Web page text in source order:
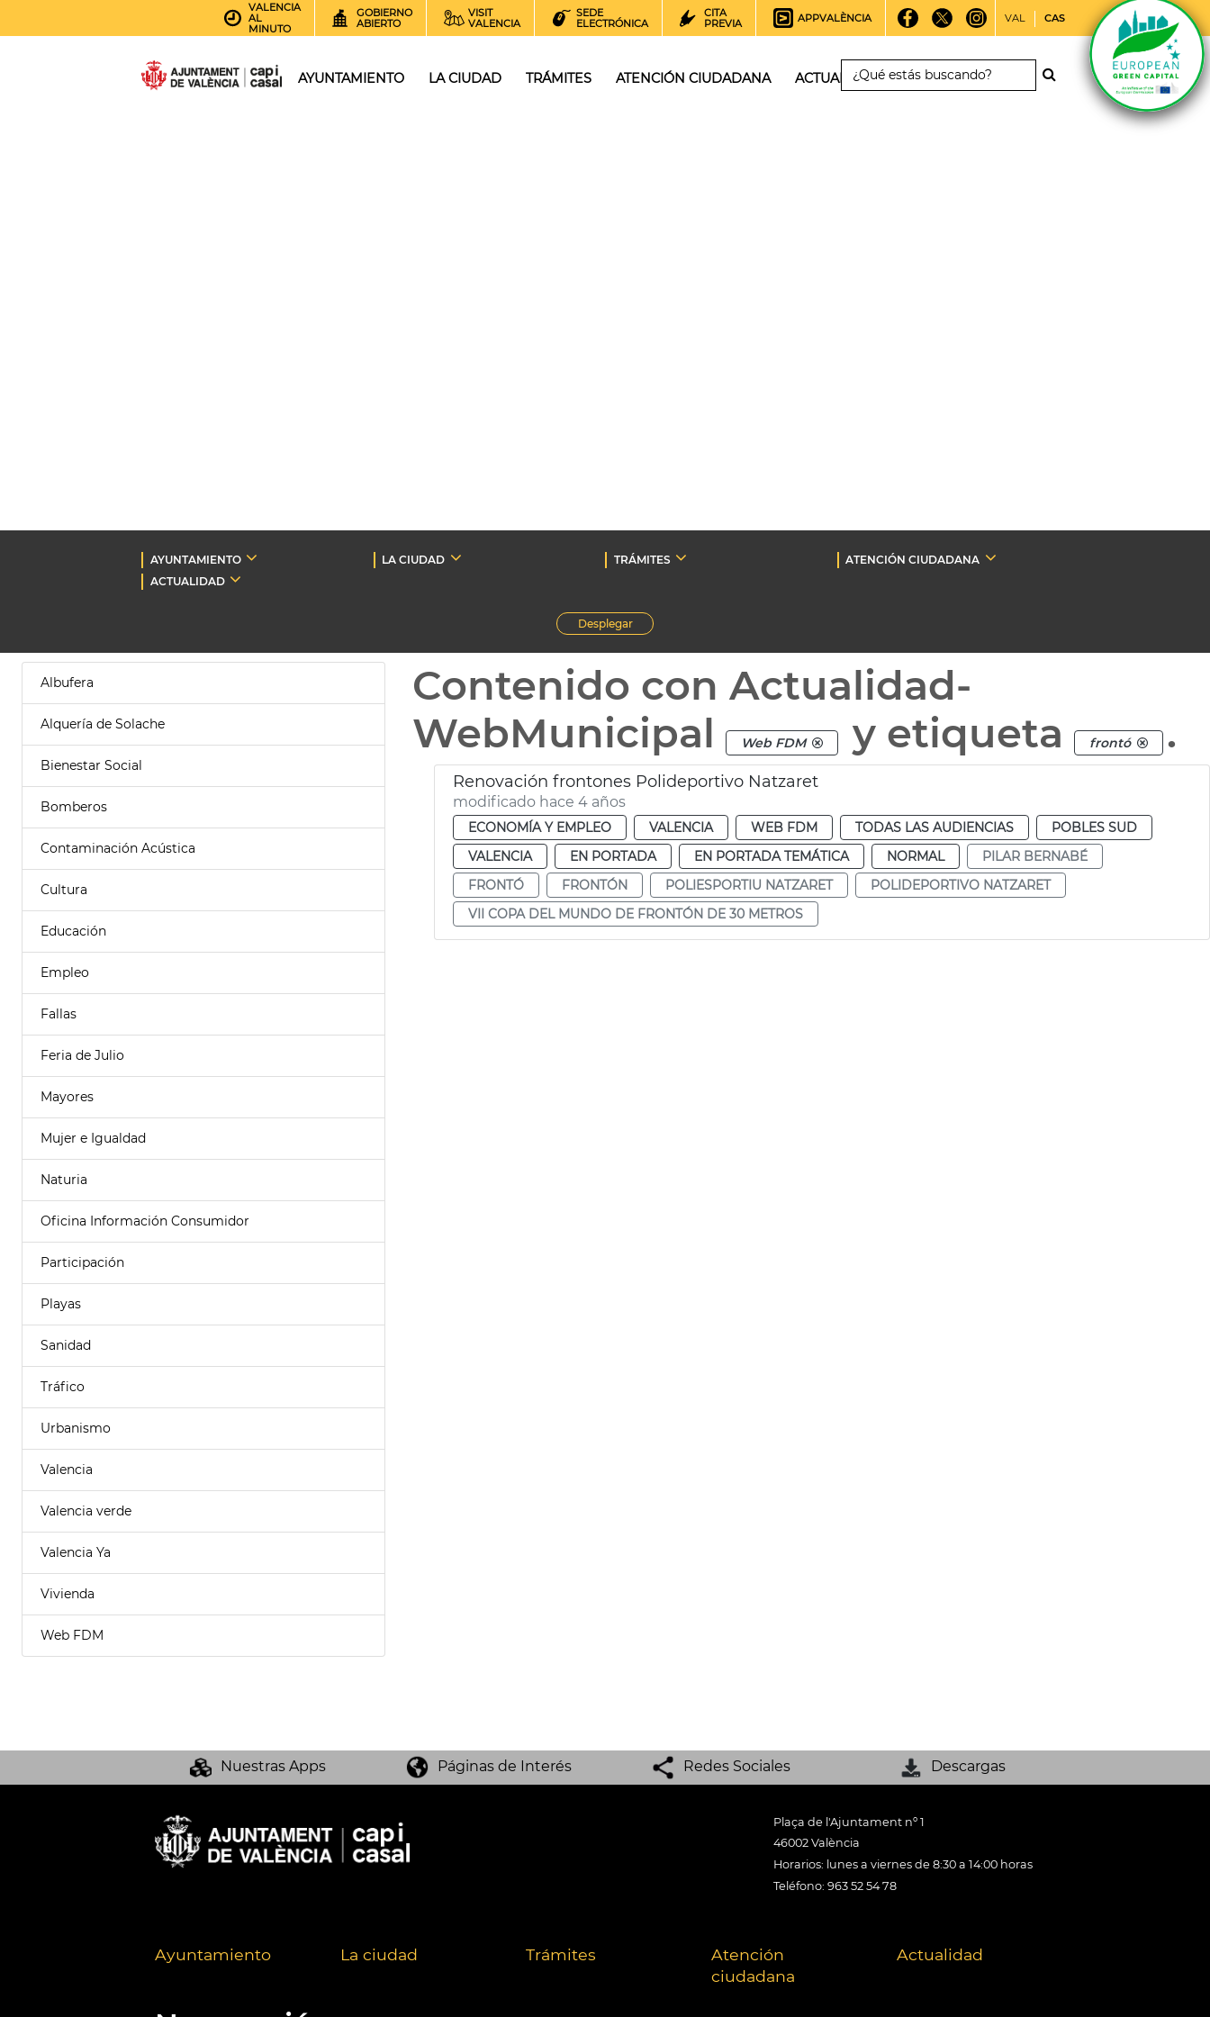
VALENCIA
AL
MINUTO
GOBIERNO
ABIERTO
VISIT
VALENCIA
SEDE
ELECTRÓNICA
CITA
PREVIA
APPVALÈNCIA VAL CAS
AYUNTAMIENTO LA CIUDAD TRÁMITES ATENCIÓN CIUDADANA ACTUALIDAD
AYUNTAMIENTO LA CIUDAD TRÁMITES
ATENCIÓN CIUDADANA
ACTUALIDAD
Desplegar
Albufera
Alquería de Solache
Bienestar Social
Bomberos
Contaminación Acústica
Cultura
Educación
Empleo
Fallas
Feria de Julio
Mayores
Mujer e Igualdad
Naturia
Oficina Información Consumidor
Participación
Playas
Sanidad
Tráfico
Urbanismo
Valencia
Valencia verde
Valencia Ya
Vivienda
Web FDM
Contenido con Actualidad-
WebMunicipal
Web FDM y etiqueta frontó .
Renovación frontones Polideportivo Natzaret
modificado hace 4 años
ECONOMÍA Y EMPLEO VALENCIA WEB FDM TODAS LAS AUDIENCIAS
POBLES SUD
VALENCIA
EN PORTADA EN PORTADA TEMÁTICA NORMAL
PILAR BERNABÉ
FRONTÓ
FRONTÓN POLIESPORTIU NATZARET
POLIDEPORTIVO NATZARET
VII COPA DEL MUNDO DE FRONTÓN DE 30 METROS
Nuestras Apps Páginas de Interés Redes Sociales Descargas
Plaça de l'Ajuntament nº 1
46002 València
Horarios: lunes a viernes de 8:30 a 14:00 horas
Teléfono: 963 52 54 78
Ayuntamiento La ciudad Trámites
Atención
ciudadana
Actualidad